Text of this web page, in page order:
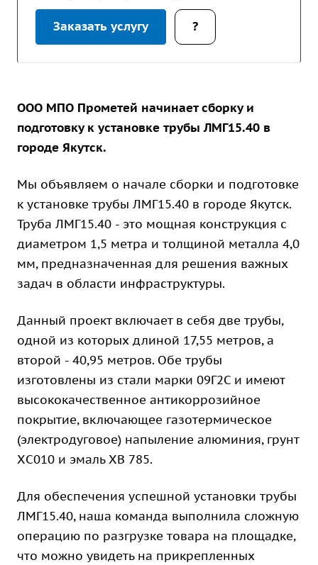
Заказать услугу ?
ООО МПО Прометей начинает сборку и
подготовку к установке трубы ЛМГ15.40 в
городе Якутск.
Мы объявляем о начале сборки и подготовке
к установке трубы ЛМГ15.40 в городе Якутск.
Труба ЛМГ15.40 - это мощная конструкция с
диаметром 1,5 метра и толщиной металла 4,0
мм, предназначенная для решения важных
задач в области инфраструктуры.
Данный проект включает в себя две трубы,
одной из которых длиной 17,55 метров, а
второй - 40,95 метров. Обе трубы
изготовлены из стали марки 09Г2С и имеют
высококачественное антикоррозийное
покрытие, включающее газотермическое
(электродуговое) напыление алюминия, грунт
ХС010 и эмаль ХВ 785.
Для обеспечения успешной установки трубы
ЛМГ15.40, наша команда выполнила сложную
операцию по разгрузке товара на площадке,
что можно увидеть на прикрепленных